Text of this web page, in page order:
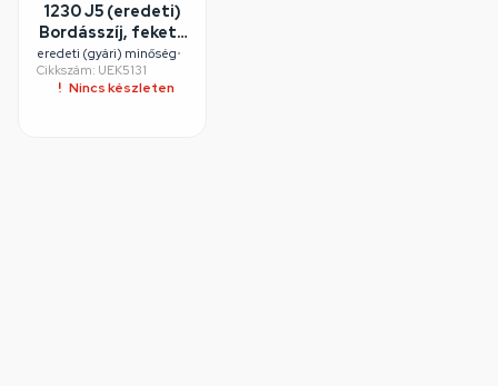
1230 J5 (eredeti)
Bordásszíj, fekete
(MEGADYNE)
mosógép /
RENDELÉSRE
eredeti (gyári) minőség•
Cikkszám: UEK5131
Nincs készleten